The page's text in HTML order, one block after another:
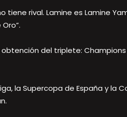
rival. Lamine es Lamine
del triplete: Champions
la Supercopa de España y la